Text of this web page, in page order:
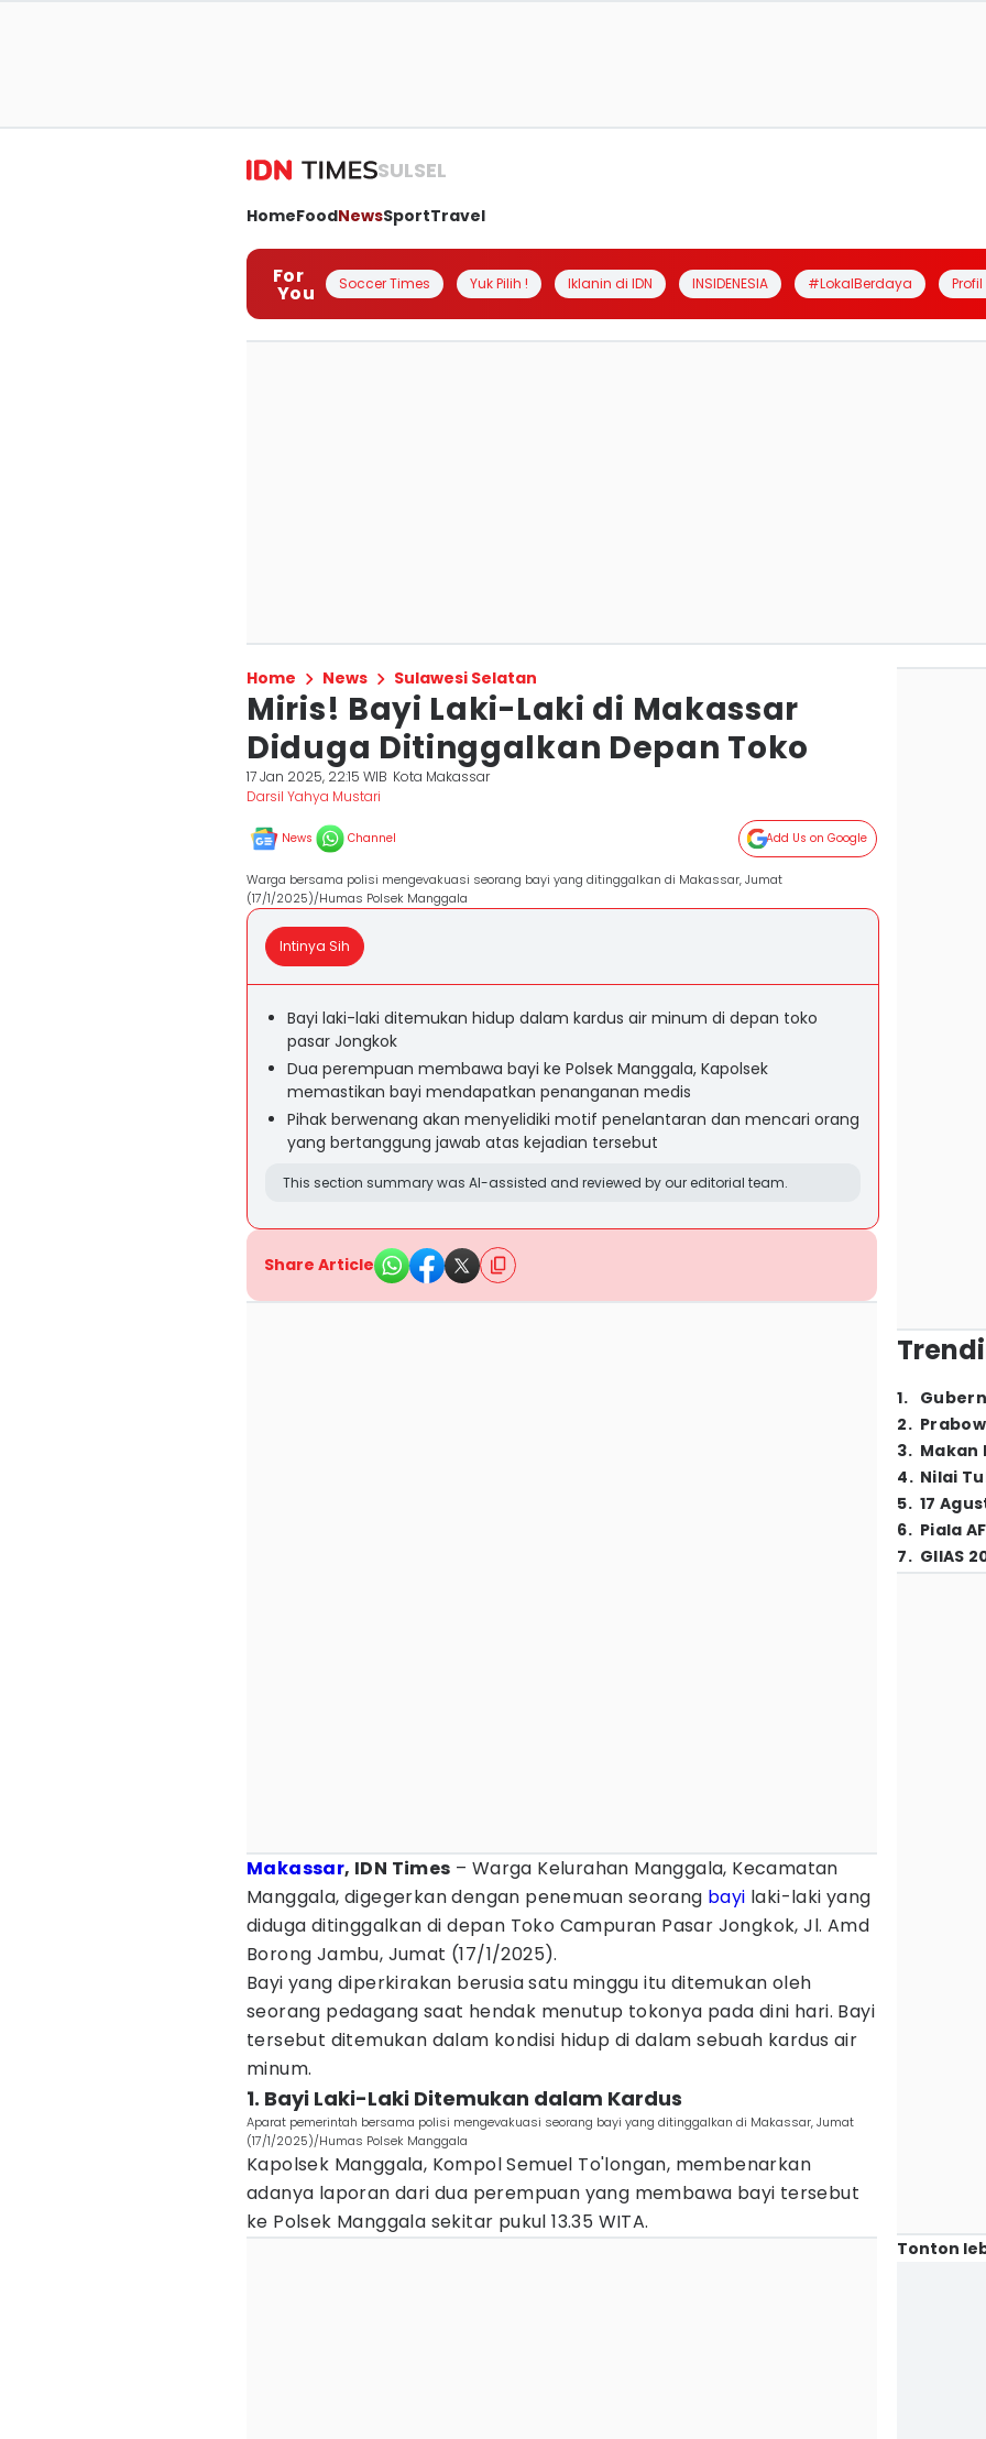
SULSEL
HomeFoodNewsSportTravel
For
You Soccer Times Yuk Pilih ! Iklanin di IDN INSIDENESIA #LokalBerdaya
Home News Sulawesi Selatan
Miris! Bayi Laki-Laki di Makassar
Diduga Ditinggalkan Depan Toko
17 Jan 2025, 22:15 WIB Kota Makassar
Darsil Yahya Mustari
News Channel Add Us on Google
Warga bersama polisi mengevakuasi seorang bayi yang ditinggalkan di Makassar, Jumat
(17/1/2025)/Humas Polsek Manggala
Intinya Sih
Bayi laki-laki ditemukan hidup dalam kardus air minum di depan toko
pasar Jongkok
Dua perempuan membawa bayi ke Polsek Manggala, Kapolsek
memastikan bayi mendapatkan penanganan medis
Pihak berwenang akan menyelidiki motif penelantaran dan mencari orang
yang bertanggung jawab atas kejadian tersebut
This section summary was AI-assisted and reviewed by our editorial team.
Share Article
Makassar, IDN Times – Warga Kelurahan Manggala, Kecamatan
Manggala, digegerkan dengan penemuan seorang bayi laki-laki yang
diduga ditinggalkan di depan Toko Campuran Pasar Jongkok, Jl. Amd
Borong Jambu, Jumat (17/1/2025).
Bayi yang diperkirakan berusia satu minggu itu ditemukan oleh
seorang pedagang saat hendak menutup tokonya pada dini hari. Bayi
tersebut ditemukan dalam kondisi hidup di dalam sebuah kardus air
minum.
1. Bayi Laki-Laki Ditemukan dalam Kardus
Aparat pemerintah bersama polisi mengevakuasi seorang bayi yang ditinggalkan di Makassar, Jumat
(17/1/2025)/Humas Polsek Manggala
Kapolsek Manggala, Kompol Semuel To'longan, membenarkan
adanya laporan dari dua perempuan yang membawa bayi tersebut
ke Polsek Manggala sekitar pukul 13.35 WITA.
1.
2.
3. Makan
4. Nilai
5. 17
6. Piala
7. GIIAS
Tonton